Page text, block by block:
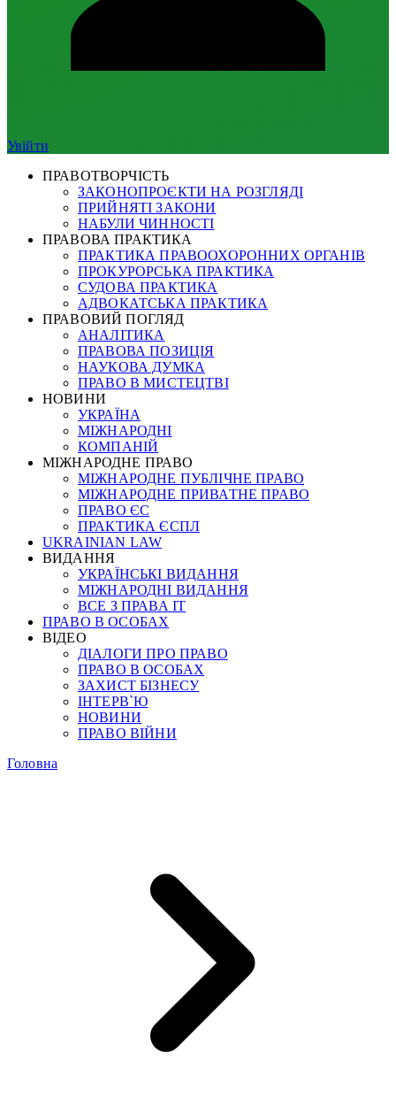
Увійти
ПРАВОТВОРЧІСТЬ
ЗАКОНОПРОЄКТИ НА РОЗГЛЯДІ
ПРИЙНЯТІ ЗАКОНИ
НАБУЛИ ЧИННОСТІ
ПРАВОВА ПРАКТИКА
ПРАКТИКА ПРАВООХОРОННИХ ОРГАНІВ
ПРОКУРОРСЬКА ПРАКТИКА
СУДОВА ПРАКТИКА
АДВОКАТСЬКА ПРАКТИКА
ПРАВОВИЙ ПОГЛЯД
АНАЛІТИКА
ПРАВОВА ПОЗИЦІЯ
НАУКОВА ДУМКА
ПРАВО В МИСТЕЦТВІ
НОВИНИ
УКРАЇНА
МІЖНАРОДНІ
КОМПАНІЙ
МІЖНАРОДНЕ ПРАВО
МІЖНАРОДНЕ ПУБЛІЧНЕ ПРАВО
МІЖНАРОДНЕ ПРИВАТНЕ ПРАВО
ПРАВО ЄС
ПРАКТИКА ЄСПЛ
UKRAINIAN LAW
ВИДАННЯ
УКРАЇНСЬКІ ВИДАННЯ
МІЖНАРОДНІ ВИДАННЯ
ВСЕ З ПРАВА ІТ
ПРАВО В ОСОБАХ
ВІДЕО
ДІАЛОГИ ПРО ПРАВО
ПРАВО В ОСОБАХ
ЗАХИСТ БІЗНЕСУ
ІНТЕРВ`Ю
НОВИНИ
ПРАВО ВІЙНИ
Головна